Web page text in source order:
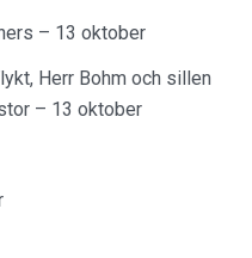
– 13 oktober
Herr Bohm och sillen
– 13 oktober